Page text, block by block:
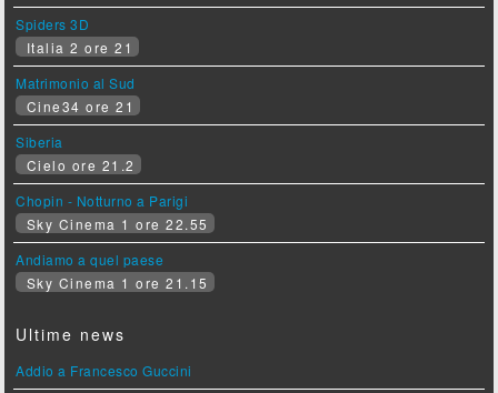
Spiders 3D
Italia 2 ore 21
Matrimonio al Sud
Cine34 ore 21
Siberia
Cielo ore 21.2
Chopin - Notturno a Parigi
Sky Cinema 1 ore 22.55
Andiamo a quel paese
Sky Cinema 1 ore 21.15
Ultime news
Addio a Francesco Guccini